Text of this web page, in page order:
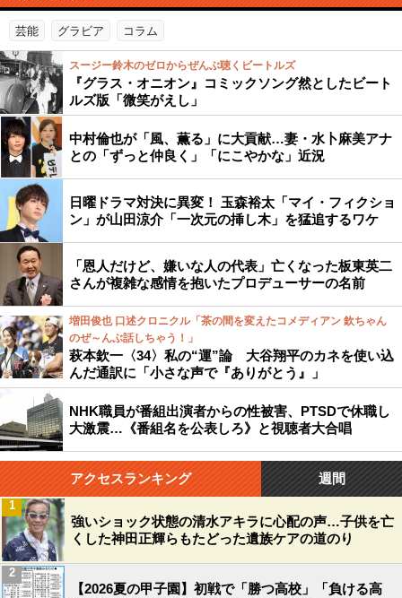
芸能 グラビア コラム
スージー鈴木のゼロからぜんぶ聴くビートルズ
『グラス・オニオン』コミックソング然としたビート
ルズ版「微笑がえし」
中村倫也が「風、薫る」に大貢献…妻・水卜麻美アナ
との「ずっと仲良く」「にこやかな」近況
日曜ドラマ対決に異変！ 玉森裕太「マイ・フィクショ
ン」が山田涼介「一次元の挿し木」を猛追するワケ
「恩人だけど、嫌いな人の代表」亡くなった板東英二
さんが複雑な感情を抱いたプロデューサーの名前
増田俊也 口述クロニクル「茶の間を変えたコメディアン 欽ちゃん
のぜ～んぶ話しちゃう！」
萩本欽一〈34〉私の“運”論 大谷翔平のカネを使い込
んだ通訳に「小さな声で『ありがとう』」
NHK職員が番組出演者からの性被害、PTSDで休職し
大激震…《番組名を公表しろ》と視聴者大合唱
アクセスランキング 週間
強いショック状態の清水アキラに心配の声…子供を亡
くした神田正輝らもたどった遺族ケアの道のり
1
【2026夏の甲子園】初戦で「勝つ高校」「負ける高
2